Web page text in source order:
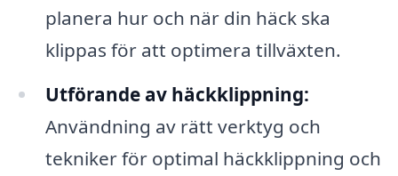
planera hur och när din häck ska
klippas för att optimera tillväxten.
Utförande av häckklippning:
Användning av rätt verktyg och
tekniker för optimal häckklippning och